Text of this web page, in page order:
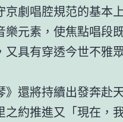
京劇唱腔規范的基本
樂元素，使焦點唱段
又具有穿透今世不雅
》還將持續出發奔赴
之約推進又「現在，